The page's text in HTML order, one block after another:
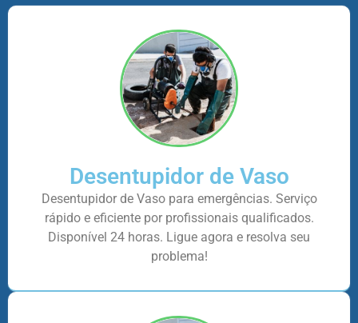
Desentupidor de Vaso
Desentupidor de Vaso para emergências. Serviço
rápido e eficiente por profissionais qualificados.
Disponível 24 horas. Ligue agora e resolva seu
problema!